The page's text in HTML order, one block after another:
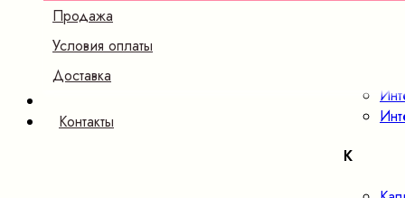
Продажа
Условия оплаты
Доставка
Контакты
К